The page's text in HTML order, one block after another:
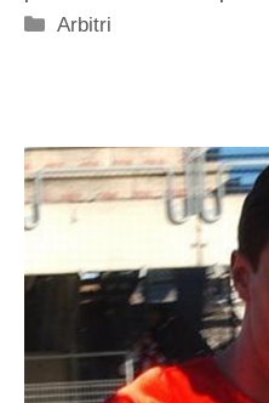
Categorie
Arbitri